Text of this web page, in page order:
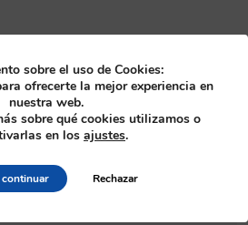
Alternative:
sobre el uso de Cookies:
ofrecerte la mejor experiencia en
nuestra web.
sobre qué cookies utilizamos o
en los ajustes.
Rechazar